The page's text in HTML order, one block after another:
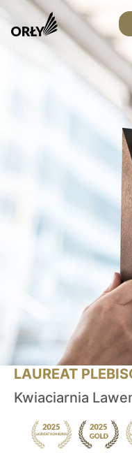
LAUREAT
Kwiaciarnia